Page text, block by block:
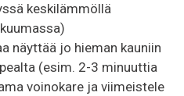
keskilämmöllä
näyttää jo hieman kauniin
(esim. 2-3 minuuttia
voinokare ja viimeistele